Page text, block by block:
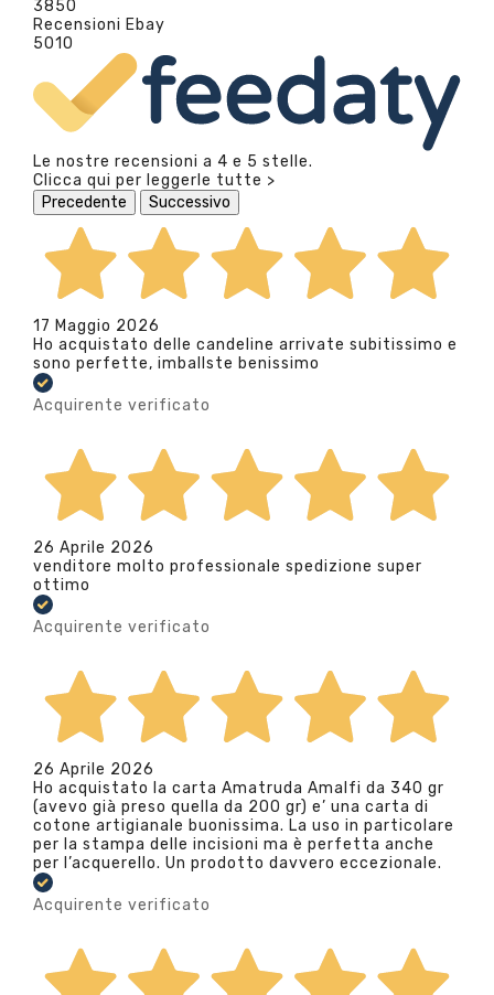
3850
Recensioni Ebay
5010
Le nostre recensioni a 4 e 5 stelle.
Clicca qui per leggerle tutte >
Precedente
Successivo
17 Maggio 2026
Ho acquistato delle candeline arrivate subitissimo e
sono perfette, imballste benissimo
Acquirente verificato
26 Aprile 2026
venditore molto professionale spedizione super
ottimo
Acquirente verificato
26 Aprile 2026
Ho acquistato la carta Amatruda Amalfi da 340 gr
(avevo già preso quella da 200 gr) e’ una carta di
cotone artigianale buonissima. La uso in particolare
per la stampa delle incisioni ma è perfetta anche
per l’acquerello. Un prodotto davvero eccezionale.
Acquirente verificato